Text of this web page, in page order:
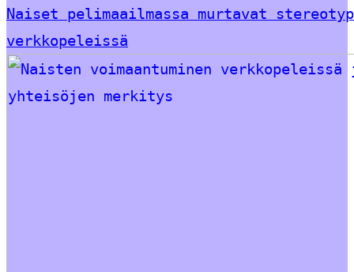
Naiset pelimaailmassa murtavat
verkkopeleissä